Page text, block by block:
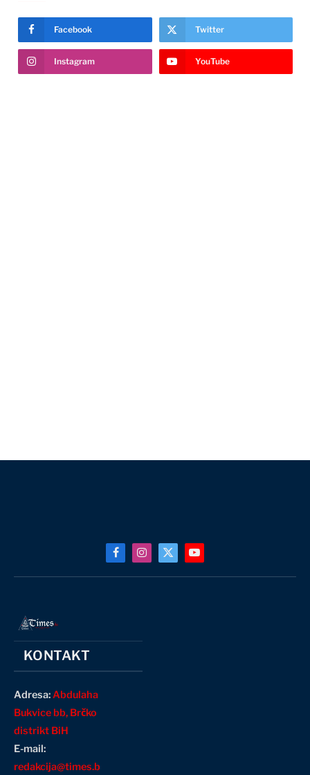
Facebook Twitter
Instagram YouTube
FacebookInstagram
X
YouTube
KONTAKT
Adresa:Abdulaha
Bukvice bb, Brčko
distrikt BiH
E-mail:
redakcija@times.b